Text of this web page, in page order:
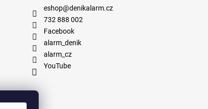
eshop@denikalarm.cz
732 888 002
Facebook
alarm_denik
alarm_cz
YouTube